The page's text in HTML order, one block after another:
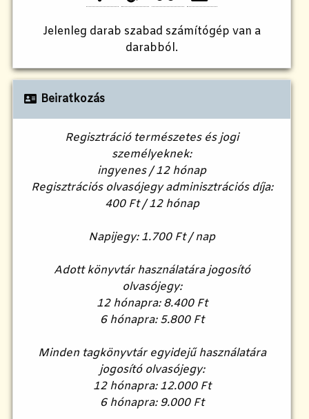
Jelenleg darab szabad számítógép van a
darabból.
Beiratkozás
Regisztráció természetes és jogi
személyeknek:
ingyenes / 12 hónap
Regisztrációs olvasójegy adminisztrációs díja:
400 Ft / 12 hónap
Napijegy:1.700 Ft / nap
Adott könyvtár használatára jogosító
olvasójegy:
12 hónapra: 8.400 Ft
6 hónapra: 5.800 Ft
Minden tagkönyvtár egyidejű használatára
jogosító olvasójegy:
12 hónapra: 12.000 Ft
6 hónapra: 9.000 Ft